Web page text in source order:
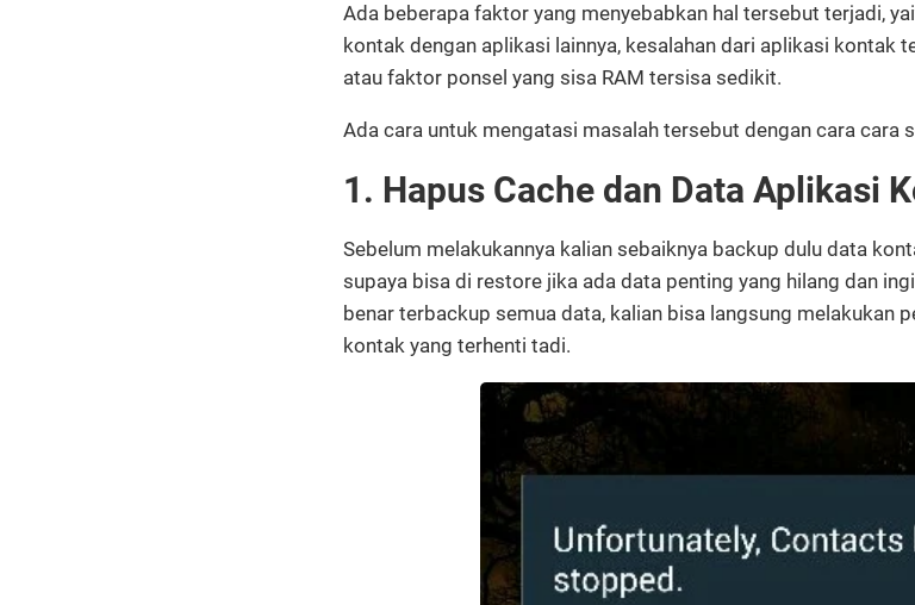
Ada beberapa faktor yang menyebabkan hal tersebut terjadi,
kontak dengan aplikasi lainnya, kesalahan dari aplikasi kontak
atau faktor ponsel yang sisa RAM tersisa sedikit.
Ada cara untuk mengatasi masalah tersebut dengan cara cara
1. Hapus Cache dan Data Aplikasi
Sebelum melakukannya kalian sebaiknya backup dulu data
supaya bisa di restore jika ada data penting yang hilang dan
benar terbackup semua data, kalian bisa langsung melakukan
kontak yang terhenti tadi.